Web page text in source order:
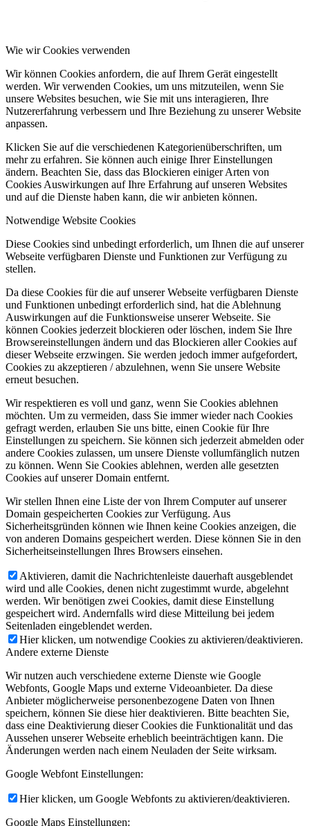
Wie wir Cookies verwenden
Wir können Cookies anfordern, die auf Ihrem Gerät eingestellt
werden. Wir verwenden Cookies, um uns mitzuteilen, wenn Sie
unsere Websites besuchen, wie Sie mit uns interagieren, Ihre
Nutzererfahrung verbessern und Ihre Beziehung zu unserer Website
anpassen.
Klicken Sie auf die verschiedenen Kategorienüberschriften, um
mehr zu erfahren. Sie können auch einige Ihrer Einstellungen
ändern. Beachten Sie, dass das Blockieren einiger Arten von
Cookies Auswirkungen auf Ihre Erfahrung auf unseren Websites
und auf die Dienste haben kann, die wir anbieten können.
Notwendige Website Cookies
Diese Cookies sind unbedingt erforderlich, um Ihnen die auf unserer
Webseite verfügbaren Dienste und Funktionen zur Verfügung zu
stellen.
Da diese Cookies für die auf unserer Webseite verfügbaren Dienste
und Funktionen unbedingt erforderlich sind, hat die Ablehnung
Auswirkungen auf die Funktionsweise unserer Webseite. Sie
können Cookies jederzeit blockieren oder löschen, indem Sie Ihre
Browsereinstellungen ändern und das Blockieren aller Cookies auf
dieser Webseite erzwingen. Sie werden jedoch immer aufgefordert,
Cookies zu akzeptieren / abzulehnen, wenn Sie unsere Website
erneut besuchen.
Wir respektieren es voll und ganz, wenn Sie Cookies ablehnen
möchten. Um zu vermeiden, dass Sie immer wieder nach Cookies
gefragt werden, erlauben Sie uns bitte, einen Cookie für Ihre
Einstellungen zu speichern. Sie können sich jederzeit abmelden oder
andere Cookies zulassen, um unsere Dienste vollumfänglich nutzen
zu können. Wenn Sie Cookies ablehnen, werden alle gesetzten
Cookies auf unserer Domain entfernt.
Wir stellen Ihnen eine Liste der von Ihrem Computer auf unserer
Domain gespeicherten Cookies zur Verfügung. Aus
Sicherheitsgründen können wie Ihnen keine Cookies anzeigen, die
von anderen Domains gespeichert werden. Diese können Sie in den
Sicherheitseinstellungen Ihres Browsers einsehen.
Aktivieren, damit die Nachrichtenleiste dauerhaft ausgeblendet
wird und alle Cookies, denen nicht zugestimmt wurde, abgelehnt
werden. Wir benötigen zwei Cookies, damit diese Einstellung
gespeichert wird. Andernfalls wird diese Mitteilung bei jedem
Seitenladen eingeblendet werden.
Hier klicken, um notwendige Cookies zu aktivieren/deaktivieren.
Andere externe Dienste
Wir nutzen auch verschiedene externe Dienste wie Google
Webfonts, Google Maps und externe Videoanbieter. Da diese
Anbieter möglicherweise personenbezogene Daten von Ihnen
speichern, können Sie diese hier deaktivieren. Bitte beachten Sie,
dass eine Deaktivierung dieser Cookies die Funktionalität und das
Aussehen unserer Webseite erheblich beeinträchtigen kann. Die
Änderungen werden nach einem Neuladen der Seite wirksam.
Google Webfont Einstellungen:
Hier klicken, um Google Webfonts zu aktivieren/deaktivieren.
Google Maps Einstellungen: